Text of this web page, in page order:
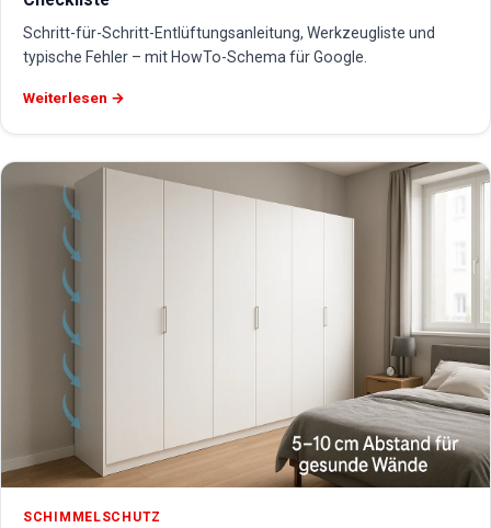
Schritt-für-Schritt-Entlüftungsanleitung, Werkzeugliste und
typische Fehler – mit HowTo-Schema für Google.
Weiterlesen →
SCHIMMELSCHUTZ